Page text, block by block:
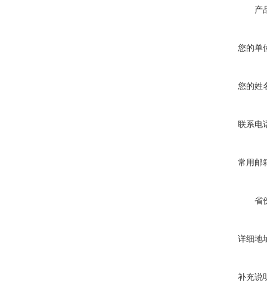
产
您的单
您的姓
联系电
常用邮
省
详细地
补充说